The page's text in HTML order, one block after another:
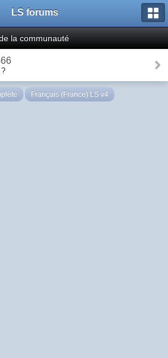
LS forums
la communauté
Français (France) LS v4